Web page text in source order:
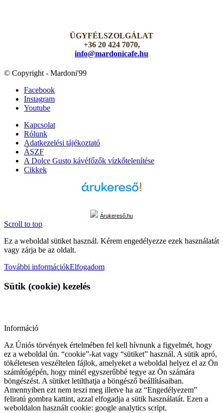
ÜGYFÉLSZOLGÁLAT
+36 20 424 7070,
info@mardonicafe.hu
© Copyright - Mardoni'99
Facebook
Instagram
Youtube
Kapcsolat
Rólunk
Adatkezelési tájékoztató
ÁSZF
A Dolce Gusto kávéfőzők vízkőtelenítése
Cikkek
Árukereső.hu
Scroll to top
Ez a weboldal sütiket használ. Kérem engedélyezze ezek használatát
vagy zárja be az oldalt.
További információkElfogadom
Sütik (cookie) kezelés
Információ
Az Úniós törvények értelmében fel kell hívnunk a figyelmét, hogy
ez a weboldal ún. “cookie”-kat vagy “sütiket” használ. A sütik apró,
tökéletesen veszéltelen fájlok, amelyeket a weboldal helyez el az Ön
számítógépén, hogy minél egyszerűbbé tegye az Ön számára
böngészést. A sütiket letilthatja a böngésző beállításaiban.
Amennyiben ezt nem teszi meg illetve ha az “Engedélyezem”
feliratú gombra kattint, azzal elfogadja a sütik használatát. Ezen a
weboldalon használt cookie: google analytics script.